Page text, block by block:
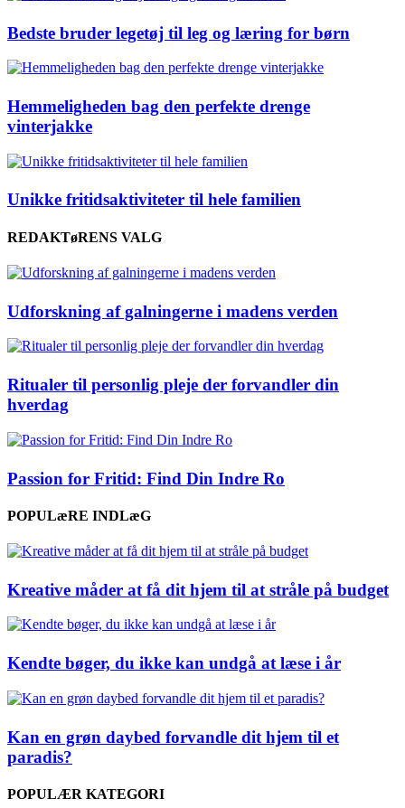
Bedste bruder legetøj til leg og læring for børn
Hemmeligheden bag den perfekte drenge
vinterjakke
Unikke fritidsaktiviteter til hele familien
REDAKTøRENS VALG
Udforskning af galningerne i madens verden
Ritualer til personlig pleje der forvandler din
hverdag
Passion for Fritid: Find Din Indre Ro
POPULæRE INDLæG
Kreative måder at få dit hjem til at stråle på budget
Kendte bøger, du ikke kan undgå at læse i år
Kan en grøn daybed forvandle dit hjem til et
paradis?
POPULÆR KATEGORI